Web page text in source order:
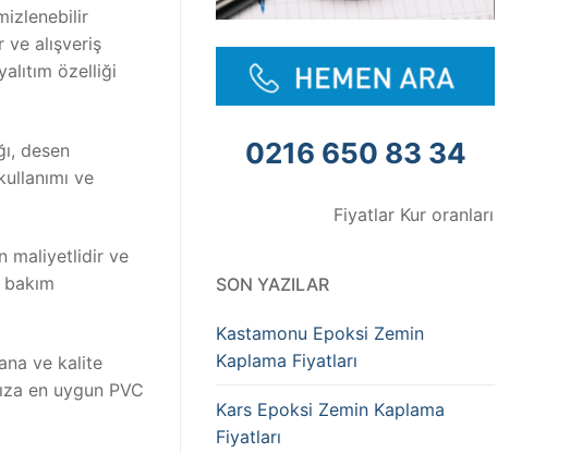
ve alışveriş
özelliği
desen
ve
maliyetlidir ve
ve kalite
en uygun PVC
0216 650 83 34
Fiyatlar Kur oranlarına göre
SON YAZILAR
Kastamonu Epoksi Zemin
Kaplama Fiyatları
Kars Epoksi Zemin Kaplama
Fiyatları